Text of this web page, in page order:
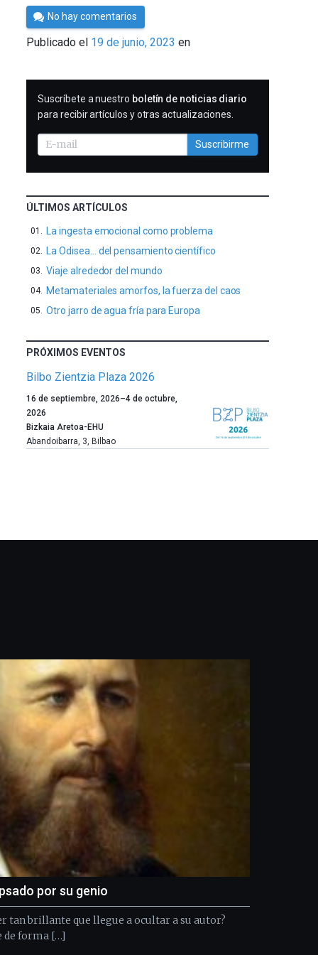
Por
César
Tomé
No hay comentarios
Publicado el 19 de junio, 2023 en
SUSCRIBIRME
Suscríbete a nuestro boletín de noticias diario
para recibir artículos y otras actualizaciones.
Suscribirme
ÚLTIMOS ARTÍCULOS
La ingesta emocional como problema
La Odisea… del pensamiento científico
Viaje alrededor del mundo
Metamateriales amorfos, la fuerza del caos
Otro jarro de agua fría para Europa
PRÓXIMOS EVENTOS
Bilbo Zientzia Plaza 2026
Un
año
más,
Bilbao
la
(BZP),
un
festival
ciudad
de
exposiciones,
conferencias,
docufórums
espectáculos
ciencia
del
16
de
16 de septiembre, 2026–4 de octubre,
2026
Bizkaia Aretoa-EHU
Abandoibarra, 3, Bilbao
por su genio
tan brillante que llegue a ocultar a su autor?
de forma […]